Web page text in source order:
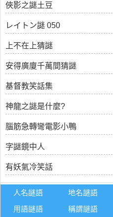
俠影之謎土豆
レイトン謎 050
上不在上猜謎
安得廣廈千萬間猜謎
基督教笑話集
神龍之謎是什麼?
腦筋急轉彎電影小鴨
字謎鏡中人
有妖氣冷笑話
人名謎語 地名謎語
用語謎語
稱謂謎語